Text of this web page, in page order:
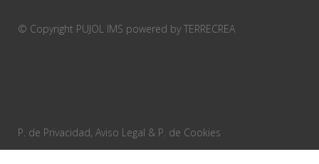
© Copyright PUJOL IMS powered by TERRECREA
P. de Privacidad, Aviso Legal & P. de Cookies